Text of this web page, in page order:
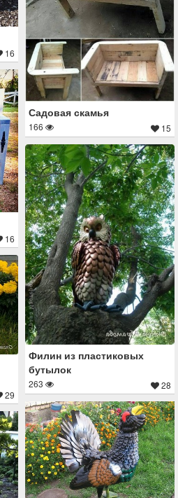
16
Садовая скамья
166 15
16
Филин из пластиковых
бутылок
263 28
29